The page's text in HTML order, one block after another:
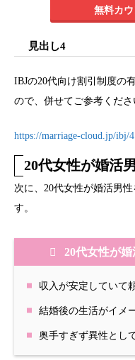
無料カ
見出し4
IBJの20代向け割引制度の
ので、併せてご参考くださ
https://marriage-cloud.jp/ibj/
20代女性が婚活
次に、20代女性が婚活男
す。
20代女性が
収入が安定していて
結婚後の生活がイメ
奥手すぎず異性とし